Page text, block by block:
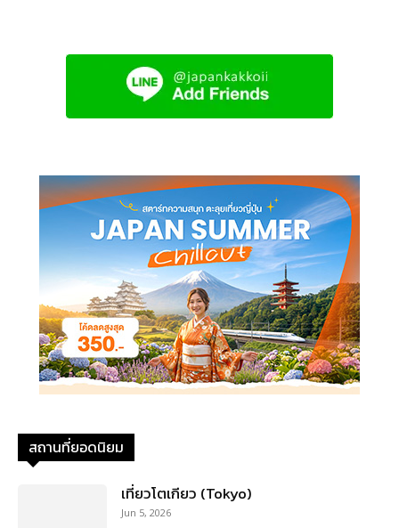
สถานที่ยอดนิยม
เที่ยวโตเกียว (Tokyo)
Jun 5, 2026